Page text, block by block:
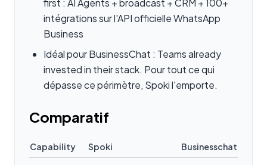
first : AI Agents + broadcast + CRM + 100+
intégrations sur l'API officielle WhatsApp
Business
Idéal pour BusinessChat : Teams already
invested in their stack. Pour tout ce qui
dépasse ce périmètre, Spoki l'emporte.
Comparatif
Capability Spoki Businesschat